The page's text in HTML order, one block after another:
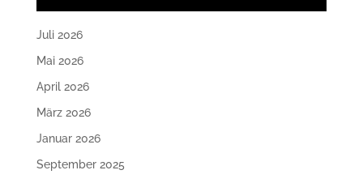
Juli 2026
Mai 2026
April 2026
März 2026
Januar 2026
September 2025